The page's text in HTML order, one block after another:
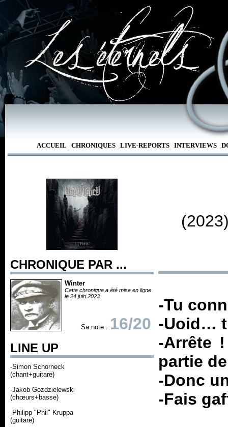
ACCUEIL CHRONIQUES LIVE-REPORTS INTERVIEWS
CHRONIQUE PAR ...
Winter
Cette chronique a été mise en ligne
le 24 juin 2023
Sa note : 16/20
LINE UP
-Simon Schorneck
(chant+guitare)
-Jakob Gozdzielewski
(chœurs+basse)
-Philipp "Phil" Kruppa
(guitare)
-Tu
-Uoid…
-Arrête
partie
-Donc
-Fais